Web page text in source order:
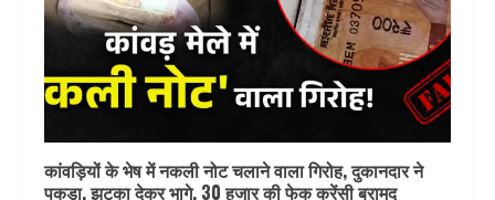
कांवड़ियों के भेष में नकली नोट चलाने वाला गिरोह, दुकानदार ने
पकड़ा, झटका देकर भागे, 30 हजार की फेक करेंसी बरामद